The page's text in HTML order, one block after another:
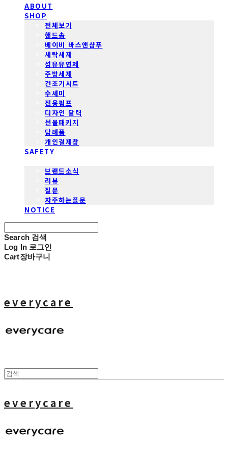
ABOUT
SHOP
전체보기
핸드솝
베이비 바스앤샴푸
세탁세제
섬유유연제
주방세제
건조기시트
수세미
전용펌프
디자인 달력
선물패키지
답례품
개인결제창
SAFETY
브랜드소식
리뷰
질문
자주하는질문
NOTICE
Search 검색
Log In 로그인
Cart장바구니
everycare
everycare